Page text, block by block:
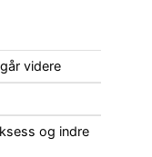
videre
og indre